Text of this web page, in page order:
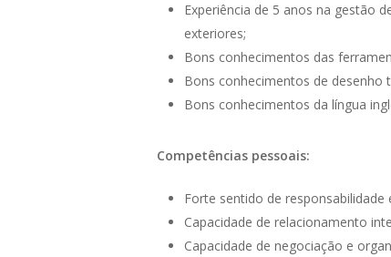
Experiência de 5 anos na gestão
exteriores;
Bons conhecimentos das
Bons conhecimentos de desenho
Bons conhecimentos da língua
Competências pessoais:
Forte sentido de
Capacidade de relacionamento
Capacidade de negociação e